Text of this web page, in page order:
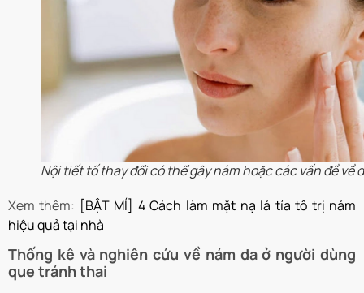
Nội tiết tố thay đổi có thể gây nám hoặc các vấn đề về
Xem thêm: [BẬT MÍ] 4 Cách làm mặt nạ lá tía tô trị nám
hiệu quả tại nhà
Thống kê và nghiên cứu về nám da ở người dùng
que tránh thai